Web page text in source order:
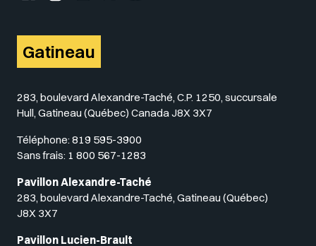
Gatineau
283, boulevard Alexandre-Taché, C.P. 1250, succursale
Hull, Gatineau (Québec) Canada J8X 3X7
Téléphone: 819 595-3900
Sans frais: 1 800 567-1283
Pavillon Alexandre-Taché
283, boulevard Alexandre-Taché, Gatineau (Québec)
J8X 3X7
Pavillon Lucien-Brault